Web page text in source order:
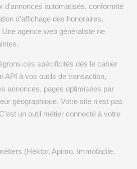
d'annonces automatisés, conformité
d'affichage des honoraires,
agence web généraliste ne
ces spécificités dès le cahier
API à vos outils de transaction,
annonces, pages optimisées par
géographique. Votre site n'est pas
un outil métier connecté à votre
(Hektor, Apimo, Immofacile,